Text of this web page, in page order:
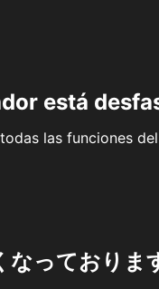
está
las funciones
なっておりま